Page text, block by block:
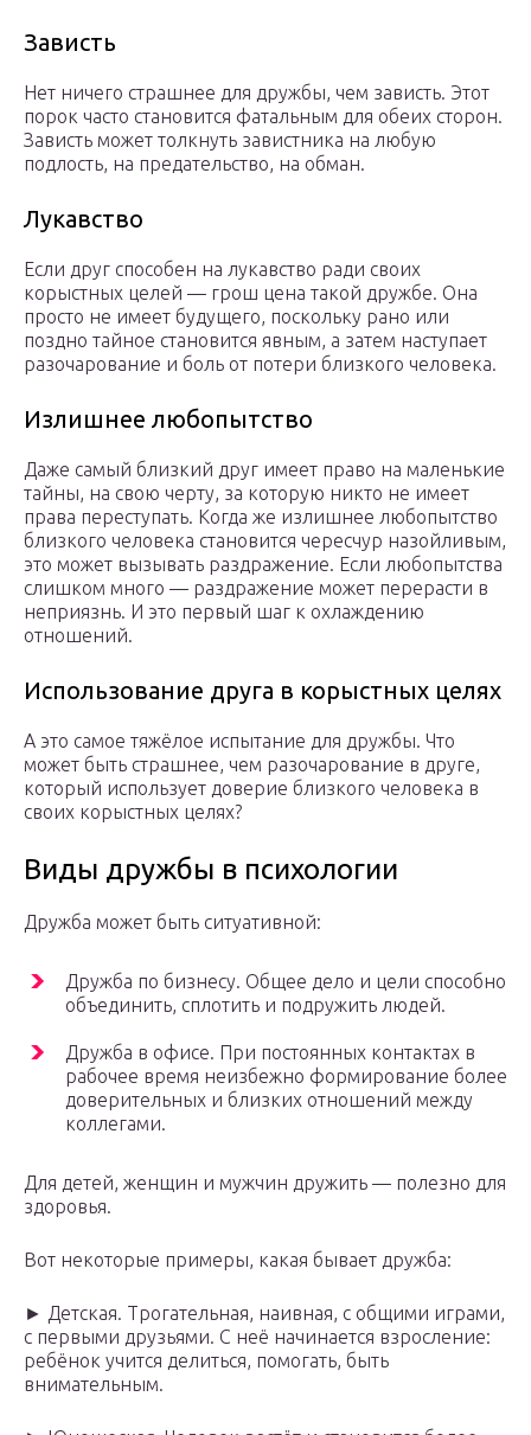
Зависть
Нет ничего страшнее для дружбы, чем зависть. Этот
порок часто становится фатальным для обеих сторон.
Зависть может толкнуть завистника на любую
подлость, на предательство, на обман.
Лукавство
Если друг способен на лукавство ради своих
корыстных целей — грош цена такой дружбе. Она
просто не имеет будущего, поскольку рано или
поздно тайное становится явным, а затем наступает
разочарование и боль от потери близкого человека.
Излишнее любопытство
Даже самый близкий друг имеет право на маленькие
тайны, на свою черту, за которую никто не имеет
права переступать. Когда же излишнее любопытство
близкого человека становится чересчур назойливым,
это может вызывать раздражение. Если любопытства
слишком много — раздражение может перерасти в
неприязнь. И это первый шаг к охлаждению
отношений.
Использование друга в корыстных целях
А это самое тяжёлое испытание для дружбы. Что
может быть страшнее, чем разочарование в друге,
который использует доверие близкого человека в
своих корыстных целях?
Виды дружбы в психологии
Дружба может быть ситуативной:
Дружба по бизнесу. Общее дело и цели способно
объединить, сплотить и подружить людей.
Дружба в офисе. При постоянных контактах в
рабочее время неизбежно формирование более
доверительных и близких отношений между
коллегами.
Для детей, женщин и мужчин дружить — полезно для
здоровья.
Вот некоторые примеры, какая бывает дружба:
► Детская. Трогательная, наивная, с общими играми,
с первыми друзьями. С неё начинается взросление:
ребёнок учится делиться, помогать, быть
внимательным.